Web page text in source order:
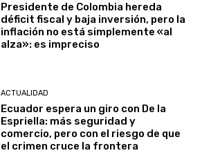
Presidente de Colombia hereda
déficit fiscal y baja inversión, pero la
inflación no está simplemente «al
alza»: es impreciso
ACTUALIDAD
Ecuador espera un giro con De la
Espriella: más seguridad y
comercio, pero con el riesgo de que
el crimen cruce la frontera